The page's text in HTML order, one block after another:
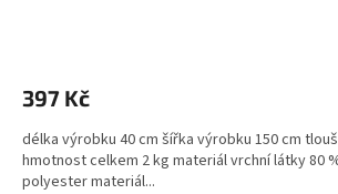
397 Kč
délka výrobku 40 cm šířka výrobku 150 cm
hmotnost celkem 2 kg materiál vrchní látky 80
polyester materiál...